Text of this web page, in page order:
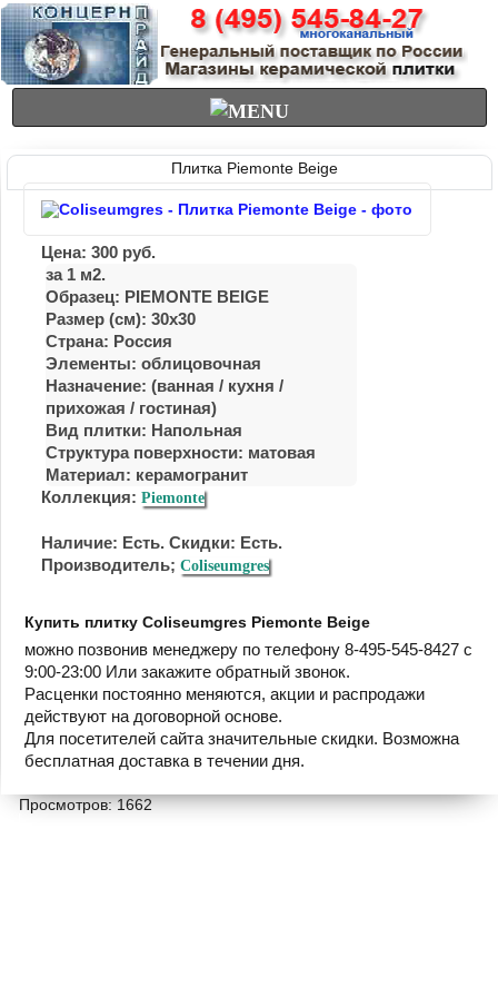
Плитка Piemonte Beige
Цена: 300 руб.
за 1 м2.
Образец: PIEMONTE BEIGE
Размер (см): 30x30
Страна: Россия
Элементы: облицовочная
Назначение: (ванная / куxня /
приxожая / гостиная)
Вид плитки: Напольная
Структура поверхности: матовая
Материал: керамогранит
Коллекция: Piemonte
Наличие: Есть. Скидки: Есть.
Производитель; Coliseumgres
Купить плитку Coliseumgres Piemonte Beige
можно позвонив менеджеру по телефону 8-495-545-8427 с
9:00-23:00 Или закажите обратный звонок.
Расценки постоянно меняются, акции и распродажи
действуют на договорной основе.
Для посетителей сайта значительные скидки. Возможна
бесплатная доставка в течении дня.
Просмотров: 1662